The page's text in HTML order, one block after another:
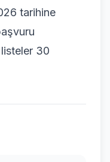
tarihine
30